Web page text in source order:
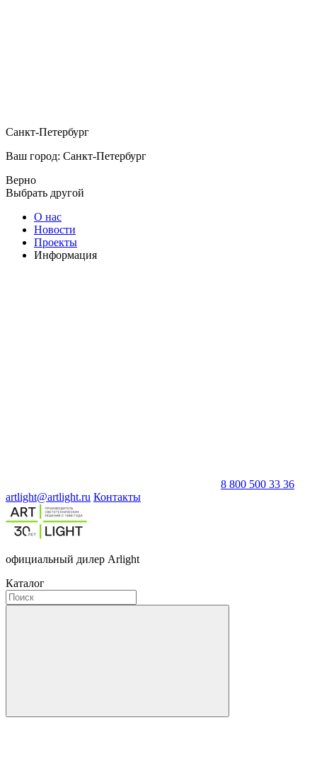
Санкт-Петербург
Ваш город: Санкт-Петербург
Верно
Выбрать другой
О нас
Новости
Проекты
Информация
8 800 500 33 36
artlight@artlight.ru Контакты
официальный дилер Arlight
Каталог